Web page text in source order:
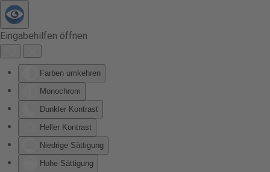
Eingabehilfen öffnen
Farben umkehren
Monochrom
Dunkler Kontrast
Heller Kontrast
Niedrige Sättigung
Hohe Sättigung
Zum Hauptinhalt springen